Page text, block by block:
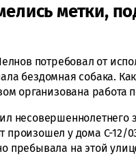
метки,
потребовал от
бездомная собака.
организована работа
произошел у дома С-12/
пребывала на этой